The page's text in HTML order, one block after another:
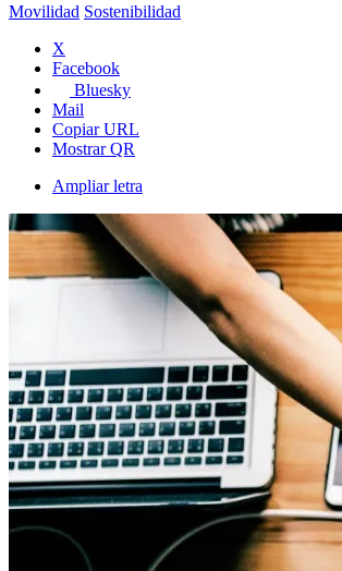
Movilidad Sostenibilidad
X
Facebook
Bluesky
Mail
Copiar URL
Mostrar QR
Ampliar letra